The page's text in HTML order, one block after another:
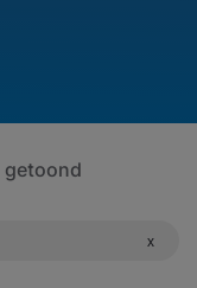
getoond
x